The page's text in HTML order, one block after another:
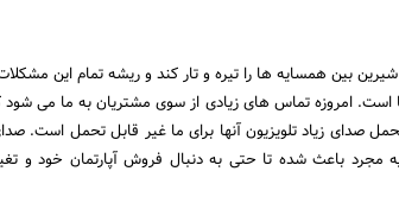
بین همسایه ها را تیره و تار کند و ریشه تمام این
است. امروزه تماس های زیادی از سوی مشتریان به ما می
صدای زیاد تلویزیون آنها برای ما غیر قابل تحمل است.
باعث شده تا حتی به دنبال فروش آپارتمان خود و